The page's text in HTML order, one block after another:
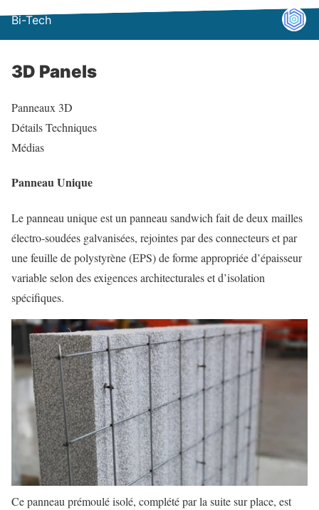
Bi-Tech
3D Panels
Panneaux 3D
Détails Techniques
Médias
Panneau Unique
Le panneau unique est un panneau sandwich fait de deux mailles
électro-soudées galvanisées, rejointes par des connecteurs et par
une feuille de polystyrène (EPS) de forme appropriée d’épaisseur
variable selon des exigences architecturales et d’isolation
spécifiques.
Ce panneau prémoulé isolé, complété par la suite sur place, est